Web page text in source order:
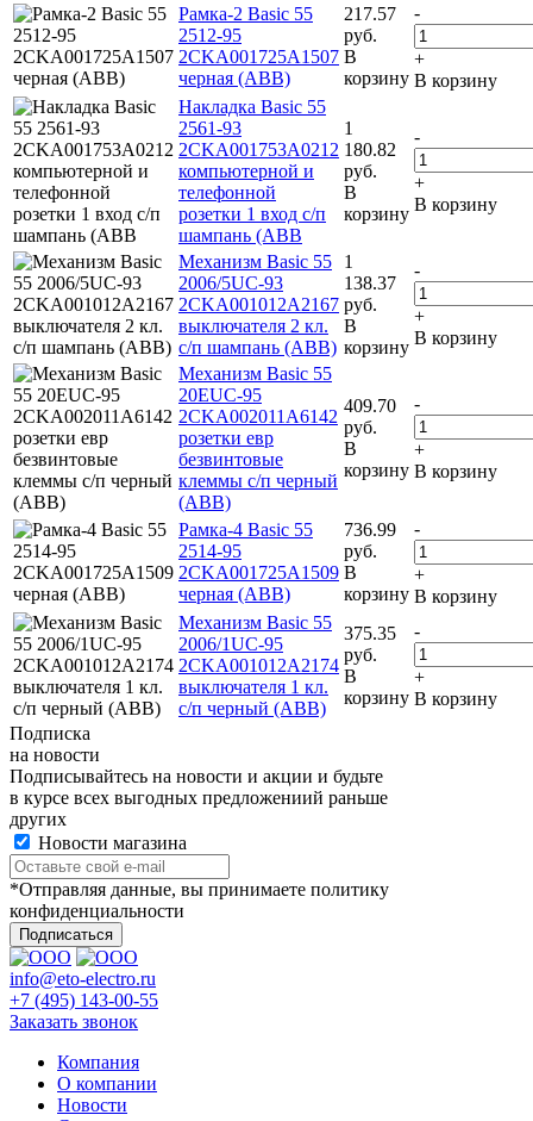
Рамка-2 Basic 55
2512-95
2CKA001725A1507
черная (ABB)
217.57
руб.
В
корзину
-
+
В корзину
Накладка Basic 55
2561-93
2CKA001753A0212
компьютерной и
телефонной
розетки 1 вход с/п
шампань (ABB
1
180.82
руб.
В
корзину
-
+
В корзину
Механизм Basic 55
2006/5UC-93
2CKA001012A2167
выключателя 2 кл.
с/п шампань (ABB)
1
138.37
руб.
В
корзину
-
+
В корзину
Механизм Basic 55
20EUC-95
2CKA002011A6142
розетки евр
безвинтовые
клеммы с/п черный
(ABB)
409.70
руб.
В
корзину
-
+
В корзину
Рамка-4 Basic 55
2514-95
2CKA001725A1509
черная (ABB)
736.99
руб.
В
корзину
-
+
В корзину
Механизм Basic 55
2006/1UC-95
2CKA001012A2174
выключателя 1 кл.
с/п черный (ABB)
375.35
руб.
В
корзину
-
+
В корзину
Подписка
на новости
Подписывайтесь на новости и акции и будьте
в курсе всех выгодных предложениий раньше
других
Новости магазина
*Отправляя данные, вы принимаете политику
конфиденциальности
info@eto-electro.ru
+7 (495) 143-00-55
Заказать звонок
Компания
О компании
Новости